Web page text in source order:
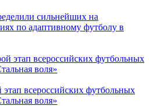
сильнейших на
по адаптивному футболу в
всероссийских футбольных
воля»